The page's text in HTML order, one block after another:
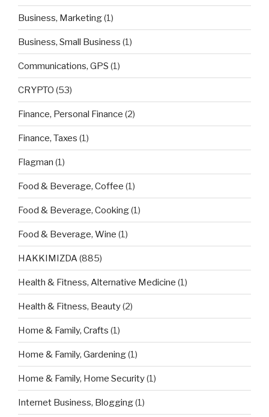
Business, Marketing(1)
Business, Small Business (1)
Communications, GPS (1)
CRYPTO (53)
Finance, Personal Finance (2)
Finance, Taxes (1)
Flagman (1)
Food & Beverage, Coffee (1)
Food & Beverage, Cooking(1)
Food & Beverage, Wine (1)
HAKKIMIZDA(885)
Health & Fitness, Alternative Medicine (1)
Health & Fitness, Beauty(2)
Home & Family, Crafts (1)
Home & Family, Gardening(1)
Home & Family, Home Security(1)
Internet Business, Blogging(1)